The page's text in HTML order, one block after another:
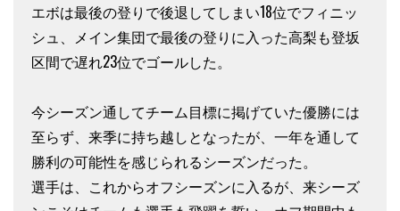
エボは最後の登りで後退してしまい18位でフィニッ
シュ、メイン集団で最後の登りに入った高梨も登坂
区間で遅れ23位でゴールした。
今シーズン通してチーム目標に掲げていた優勝には
至らず、来季に持ち越しとなったが、一年を通して
勝利の可能性を感じられるシーズンだった。
選手は、これからオフシーズンに入るが、来シーズ